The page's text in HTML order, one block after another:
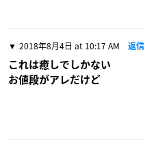
2018年8月4日 at 10:17 AM 返信
これは癒しでしかない
お値段がアレだけど